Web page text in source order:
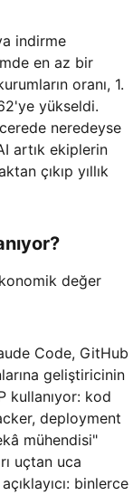
indirme
en az bir
oranı, 1.
yükseldi.
neredeyse
artık ekiplerin
çıkıp yıllık
değer
Code, GitHub
geliştiricinin
kullanıyor: kod
deployment
mühendisi"
uçtan uca
binlerce